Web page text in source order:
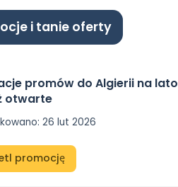
i tanie oferty
promów do Algierii na lato
otwarte
: 26 lut 2026
promocję